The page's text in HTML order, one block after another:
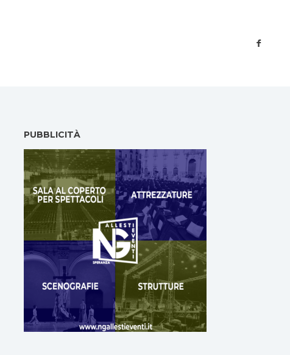
PUBBLICITÀ